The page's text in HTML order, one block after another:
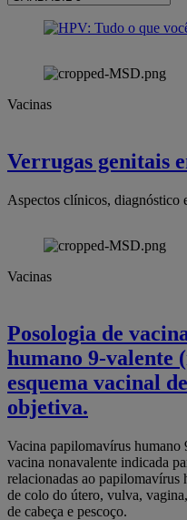
Related
GARDASIL
Vacinas
Verrugas genitais
Aspectos clínicos,
Vacinas
Posologia de
humano 9-valente
esquema vacinal
objetiva.
Vacina papilomavírus humano
vacina nonavalente indicada
relacionadas ao
de colo do útero, vulva,
de cabeça e pescoço.